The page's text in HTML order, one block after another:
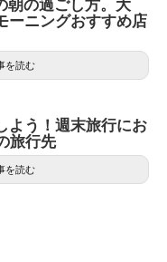
朝の過ごし方。大
ーニングおすすめ店
を読む
よう！週末旅行にお
旅行先
を読む